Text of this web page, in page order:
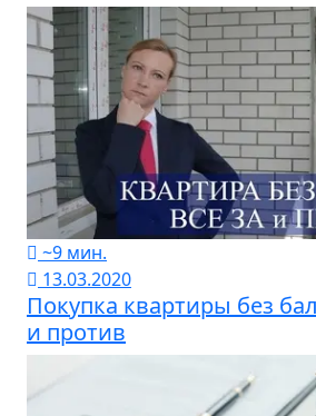
~9 мин.
13.03.2020
Покупка квартиры без
и против